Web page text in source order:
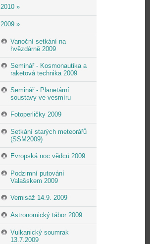
2010 »
2009 »
Vanoční setkání na
hvězdárně 2009
Seminář - Kosmonautika a
raketová technika 2009
Seminář - Planetární
soustavy ve vesmíru
Fotoperličky 2009
Setkání starých meteorářů
(SSM2009)
Evropská noc vědců 2009
Podzimní putování
Valašskem 2009
Vernisáž 14.9. 2009
Astronomický tábor 2009
Vulkanický soumrak
13.7.2009